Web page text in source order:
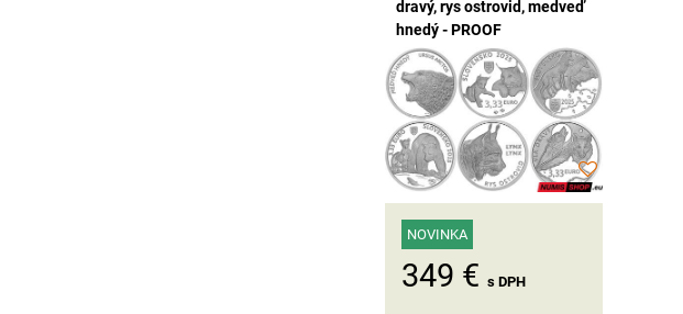
dravý, rys ostrovid, medveď
hnedý - PROOF
NOVINKA
349 € s DPH